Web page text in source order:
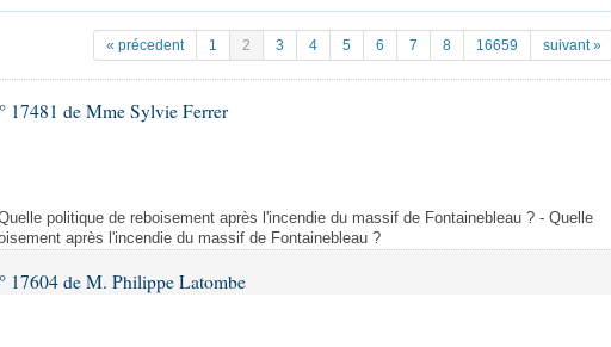
« précedent 1 2 3 4 5 6 7 8 16659 suivant »
17481 de Mme Sylvie Ferrer
politique de reboisement après l'incendie du massif de Fontainebleau ? - Quelle
après l'incendie du massif de Fontainebleau ?
17604 de M. Philippe Latombe